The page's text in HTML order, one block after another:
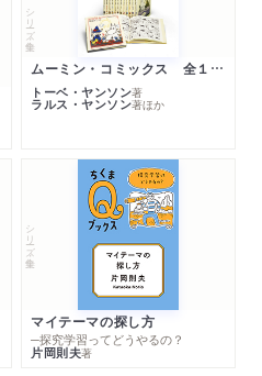
シリーズ・全集
ムーミン・コミックス 全１４巻セット
トーベ・ヤンソン著
ラルス・ヤンソン著ほか
シリーズ・全集
マイテーマの探し方
─探究学習ってどうやるの？
片岡則夫著